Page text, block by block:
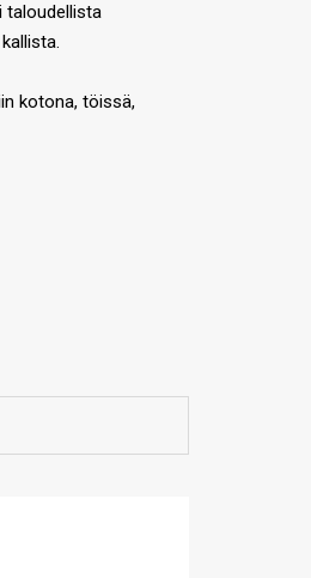
taloudellista
kotona, töissä,